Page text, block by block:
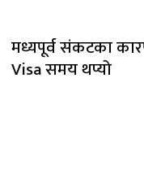
मध्यपूर्व संकटका
Visa समय थप्यो